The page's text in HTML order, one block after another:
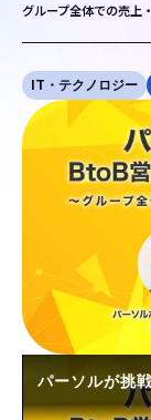
グループ全体での売上
IT・テクノロジー